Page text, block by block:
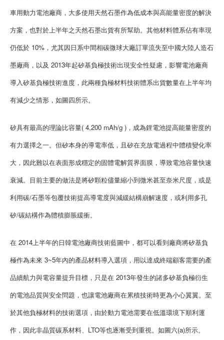
車用動力電池廠商，大多使用天然石墨作為低成本與高能量密度的解決
方案，也對於上半年之天然石墨出貨有所幫助。其他材料體系佔有率現
仍低於 10%，尤其因日系中間相碳微球大廠訂單流失至中國大陸人造石
墨廠商，以及 2013年起矽基負極技術出現安全性疑慮，影響電池廠商
導入矽基負極技術進度，此兩種負極材料技術體系出貨數量在上半年均
有減少之情形，如圖四所示。
矽具有最高的理論比容量( 4,200 mAh/g )，成為鋰電池提高能量密度的
有力選擇之一。但矽本身的導電率低，且矽在充放電過程中體積變化率
大，因此難以在表面形成穩定的固體電解質界面膜，導致電池容量快速
衰減。目前主要的做法是將矽顆粒儘量縮小到微米甚至奈米尺度，或是
利用碳/石墨等包覆技術提高導電度與減緩結構崩解速度，或利用多孔
矽/碳結構作為體積膨脹緩衝。
在 2014上半年的日韓電池廠商技術藍圖中，都可以看到廠商將矽基負
極作為未來 3~5年內的產品材料導入選項，用以達成終端顧客需要的產
品續航力與電容量提升目標，只是在 2013年發生的諸多矽基負極衍生
的電池品質與安全問題，也讓電池廠商在累積技術時更為小心翼翼。至
於其他負極材料的技術選項，由於動力電池需要在低溫環境下順利運
作，因此非晶質碳系材料、LTO等也逐漸受到重視。如圖六(a)所示。